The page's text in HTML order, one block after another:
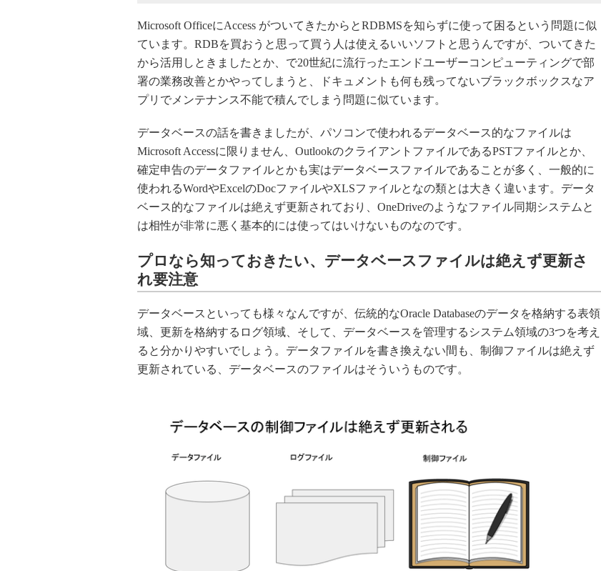
Microsoft OfficeにAccess がついてきたからとRDBMSを知らずに使って困るという問題に似
ています。RDBを買おうと思って買う人は使えるいいソフトと思うんですが、ついてきた
から活用しときましたとか、で20世紀に流行ったエンドユーザーコンピューティングで部
署の業務改善とかやってしまうと、ドキュメントも何も残ってないブラックボックスなア
プリでメンテナンス不能で積んでしまう問題に似ています。
データベースの話を書きましたが、パソコンで使われるデータベース的なファイルは
Microsoft Accessに限りません、OutlookのクライアントファイルであるPSTファイルとか、
確定申告のデータファイルとかも実はデータベースファイルであることが多く、一般的に
使われるWordやExcelのDocファイルやXLSファイルとなの類とは大きく違います。データ
ベース的なファイルは絶えず更新されており、OneDriveのようなファイル同期システムと
は相性が非常に悪く基本的には使ってはいけないものなのです。
プロなら知っておきたい、データベースファイルは絶えず更新さ
れ要注意
データベースといっても様々なんですが、伝統的なOracle Databaseのデータを格納する表領
域、更新を格納するログ領域、そして、データベースを管理するシステム領域の3つを考え
ると分かりやすいでしょう。データファイルを書き換えない間も、制御ファイルは絶えず
更新されている、データベースのファイルはそういうものです。